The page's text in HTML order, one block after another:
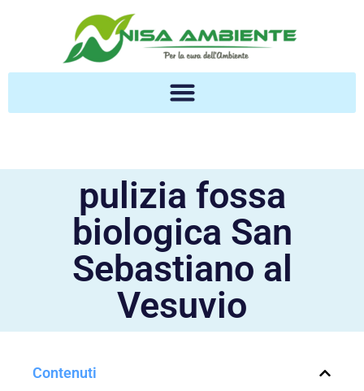
pulizia fossa
biologica San
Sebastiano al
Vesuvio
Contenuti